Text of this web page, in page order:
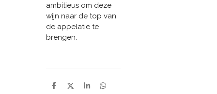
ambitieus om deze
wijn naar de top van
de appelatie te
brengen.
D
D
S
D